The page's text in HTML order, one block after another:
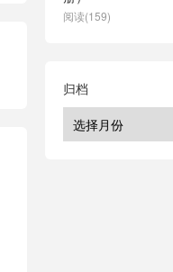
阅读(159)
归档